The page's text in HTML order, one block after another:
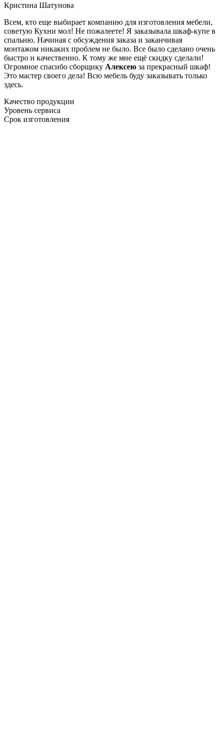
Кристина Шатунова
Всем, кто еще выбирает компанию для изготовления мебели,
советую Кухни мол! Не пожалеете! Я заказывала шкаф-купе в
спальню. Начиная с обсуждения заказа и заканчивая
монтажом никаких проблем не было. Все было сделано очень
быстро и качественно. К тому же мне ещё скидку сделали!
Огромное спасибо сборщику Алексею за прекрасный шкаф!
Это мастер своего дела! Всю мебель буду заказывать только
здесь.
Качество продукции
Уровень сервиса
Срок изготовления